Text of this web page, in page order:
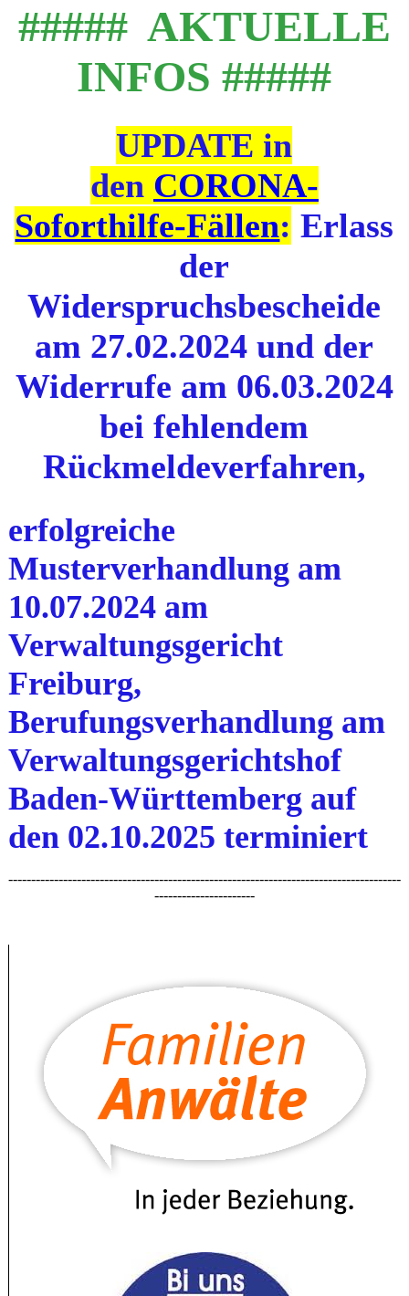
##### AKTUELLE
INFOS #####
UPDATE in
den CORONA-
Soforthilfe-Fällen: Erlass
der
Widerspruchsbescheide
am 27.02.2024 und der
Widerrufe am 06.03.2024
bei fehlendem
Rückmeldeverfahren,
erfolgreiche
Musterverhandlung am
10.07.2024 am
Verwaltungsgericht
Freiburg,
Berufungsverhandlung am
Verwaltungsgerichtshof
Baden-Württemberg auf
den 02.10.2025 terminiert
--------------------------------------------------------------------------------------
----------------------